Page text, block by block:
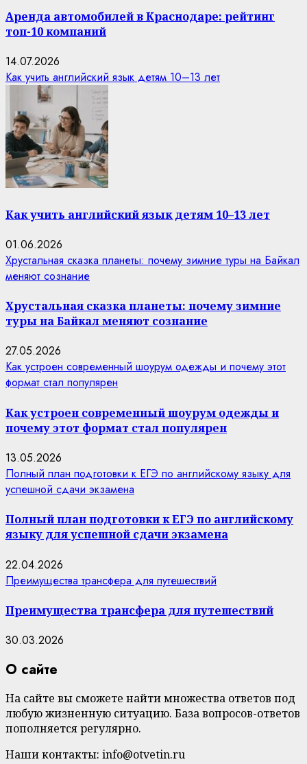
Аренда автомобилей в Краснодаре: рейтинг
топ-10 компаний
14.07.2026
Как учить английский язык детям 10–13 лет
Как учить английский язык детям 10–13 лет
01.06.2026
Хрустальная сказка планеты: почему зимние туры на Байкал
меняют сознание
Хрустальная сказка планеты: почему зимние
туры на Байкал меняют сознание
27.05.2026
Как устроен современный шоурум одежды и почему этот
формат стал популярен
Как устроен современный шоурум одежды и
почему этот формат стал популярен
13.05.2026
Полный план подготовки к ЕГЭ по английскому языку для
успешной сдачи экзамена
Полный план подготовки к ЕГЭ по английскому
языку для успешной сдачи экзамена
22.04.2026
Преимущества трансфера для путешествий
Преимущества трансфера для путешествий
30.03.2026
О сайте
На сайте вы сможете найти множества ответов под
любую жизненную ситуацию. База вопросов-ответов
пополняется регулярно.
Наши контакты: info@otvetin.ru